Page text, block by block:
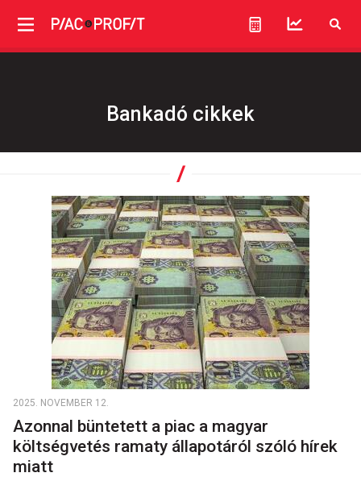
Bankadó cikkek
2025. NOVEMBER 12.
Azonnal büntetett a piac a magyar
költségvetés ramaty állapotáról szóló hírek
miatt